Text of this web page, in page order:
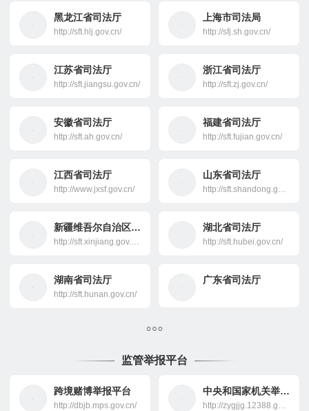
黑龙江省司法厅
http://sft.hlj.gov.cn/
上海市司法局
http://sfj.sh.gov.cn/
江苏省司法厅
http://sft.jiangsu.gov.cn/
浙江省司法厅
http://sft.zj.gov.cn/
安徽省司法厅
http://sft.ah.gov.cn/
福建省司法厅
http://sft.fujian.gov.cn/
江西省司法厅
http://www.jxsf.gov.cn/
山东省司法厅
http://sft.shandong.gov.cn/
新疆维吾尔自治区司法厅
http://sft.xinjiang.gov.cn/
湖北省司法厅
http://sft.hubei.gov.cn/
湖南省司法厅
http://sft.hunan.gov.cn/
广东省司法厅
监管举报平台
跨境赌博举报平台
http://dbjb.mps.gov.cn/
中央和国家机关举报网站
http://zygjjg.12388.gov.cn/